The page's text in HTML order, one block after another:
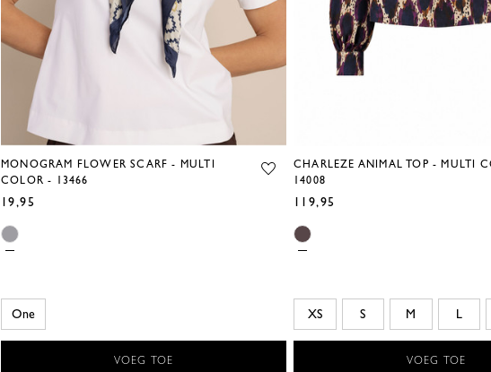
MONOGRAM FLOWER SCARF - MULTI
COLOR - 13466
19,95
One
VOEG TOE
CHARLEZE ANIMAL TOP - MULTI
14008
119,95
XS S M L
VOEG TOE